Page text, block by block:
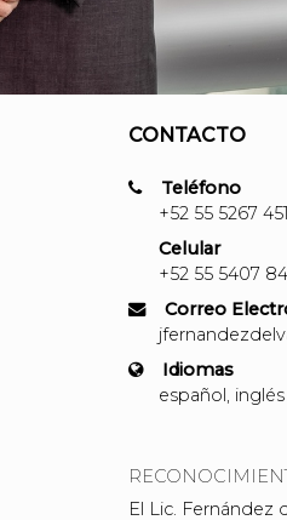
CONTACTO
Teléfono
+52 55 5267
Celular
+52 55 5407
Correo
Idiomas
español,
El Lic. Fernández